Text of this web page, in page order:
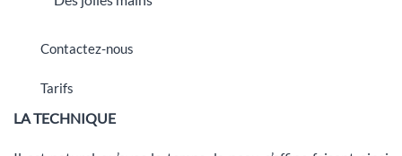
Contactez-nous
Tarifs
LA TECHNIQUE